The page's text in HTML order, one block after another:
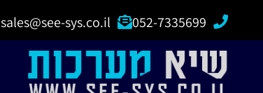
052-7335699
sales@see-sys.co.il